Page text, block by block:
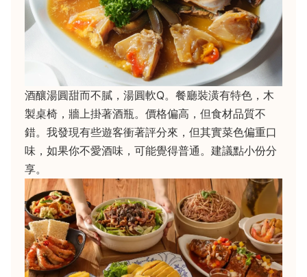
酒釀湯圓甜而不膩，湯圓軟Q。餐廳裝潢有特色，木
製桌椅，牆上掛著酒瓶。價格偏高，但食材品質不
錯。我發現有些遊客衝著評分來，但其實菜色偏重口
味，如果你不愛酒味，可能覺得普通。建議點小份分
享。